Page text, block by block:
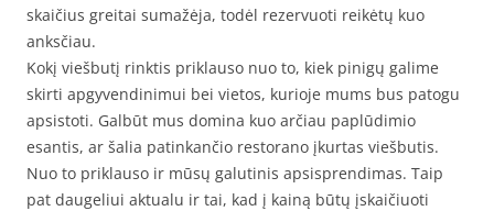
skaičius greitai sumažėja, todėl rezervuoti reikėtų kuo
anksčiau.
Kokį viešbutį rinktis priklauso nuo to, kiek pinigų galime
skirti apgyvendinimui bei vietos, kurioje mums bus patogu
apsistoti. Galbūt mus domina kuo arčiau paplūdimio
esantis, ar šalia patinkančio restorano įkurtas viešbutis.
Nuo to priklauso ir mūsų galutinis apsisprendimas. Taip
pat daugeliui aktualu ir tai, kad į kainą būtų įskaičiuoti